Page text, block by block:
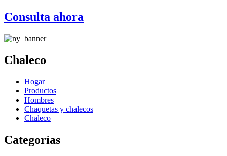
Consulta ahora
Chaleco
Hogar
Productos
Hombres
Chaquetas y chalecos
Chaleco
Categorías